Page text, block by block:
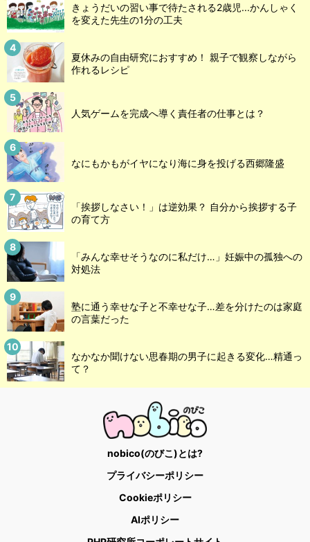
きょうだいの習い事で待たされる2歳児...かんしゃく
を変えた先生の1分の工夫
夏休みの自由研究におすすめ！ 親子で観察しながら
作れるレシピ
人気ゲームを完成へ導く責任者の仕事とは？
なにもかもがイヤになり海に身を投げる西郷隆盛
「挨拶しなさい！」は逆効果？ 自分から挨拶する子
の育て方
「みんな幸せそうなのに私だけ…」妊娠中の孤独への
対処法
塾に通う幸せな子と不幸せな子…差を分けたのは家庭
の言葉だった
なかなか聞けない思春期の男子に起きる変化…精通っ
て？
nobico(のびこ)とは?
プライバシーポリシー
Cookieポリシー
AIポリシー